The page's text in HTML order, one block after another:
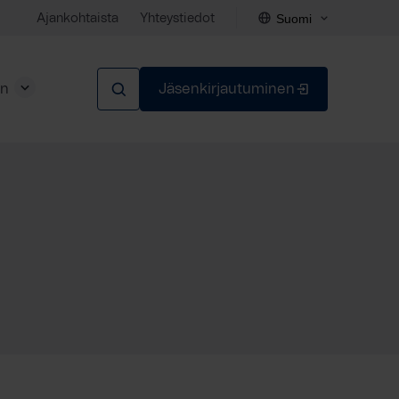
Ajankohtaista Yhteystiedot Suomi
Jäsenkirjautuminen